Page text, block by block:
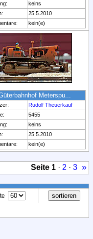
keins
25.5.2010
kein(e)
Meterspu...
Rudolf Theuerkauf
5455
keins
25.5.2010
kein(e)
Seite 1 · 2 · 3 »